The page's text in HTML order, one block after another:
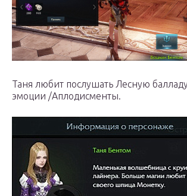
Таня любит послушать Лесную
эмоции /Аплодисменты.